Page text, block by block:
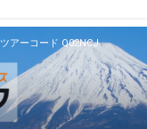
ツアーコード Q02NCJ